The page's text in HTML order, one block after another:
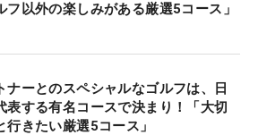
フ以外の楽しみがある厳選5コース」
ナーとのスペシャルなゴルフは、日
表する有名コースで決まり！「大切
行きたい厳選5コース」